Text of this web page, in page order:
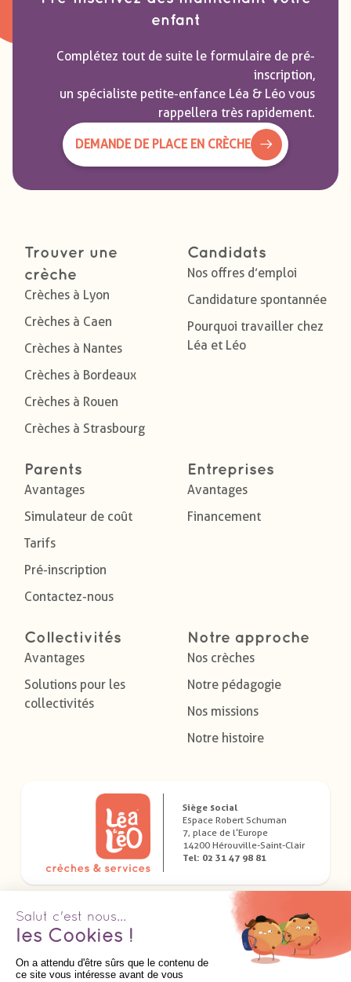
enfant
Complétez tout de suite le formulaire de pré-
inscription,
un spécialiste petite-enfance Léa & Léo vous
rappellera très rapidement.
DEMANDE DE PLACE EN CRÈCHE
Trouver une
crèche
Crèches à Lyon
Crèches à Caen
Crèches à Nantes
Crèches à Bordeaux
Crèches à Rouen
Crèches à Strasbourg
Candidats
Nos offres d’emploi
Candidature spontannée
Pourquoi travailler chez
Léa et Léo
Parents
Avantages
Simulateur de coût
Tarifs
Pré-inscription
Contactez-nous
Entreprises
Avantages
Financement
Collectivités
Avantages
Solutions pour les
collectivités
Notre approche
Nos crèches
Notre pédagogie
Nos missions
Notre histoire
Siège social
Espace Robert Schuman
7, place de l’Europe
14200 Hérouville-Saint-Clair
Tel: 02 31 47 98 81
Télécharger nos applications dédiées